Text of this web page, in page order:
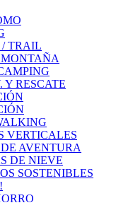
TRAIL
Y RESCATE
VERTICALES
AVENTURA
DE NIEVE
SOSTENIBLES